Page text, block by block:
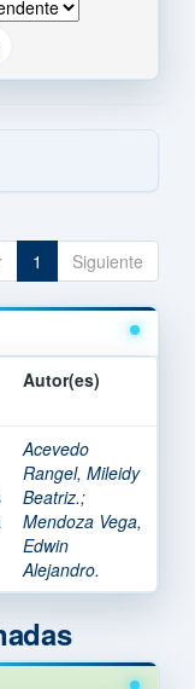
1 Siguiente
Autor(es)
Acevedo
Rangel, Mileidy
Beatriz.;
Mendoza Vega,
Edwin
Alejandro.